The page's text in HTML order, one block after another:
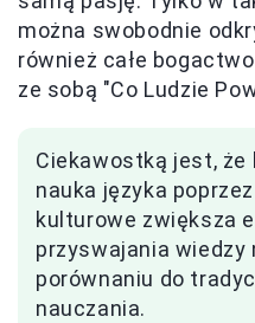
można swobodnie
również całe
ze sobą "Co Ludzie
Ciekawostką jest, że
nauka języka
kulturowe zwiększa
przyswajania wiedzy
porównaniu do
nauczania.